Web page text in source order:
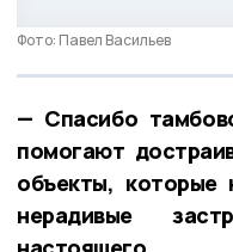
Фото: Павел Васильев
— Спасибо
помогают
объекты, которые
нерадивые